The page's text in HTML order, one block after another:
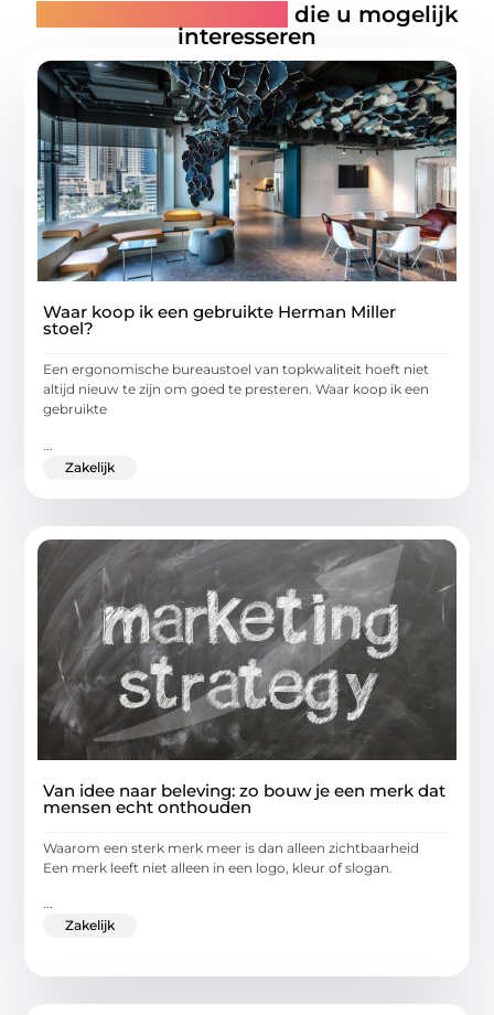
die u mogelijk
interesseren
Waar koop ik een gebruikte Herman Miller
stoel?
Een ergonomische bureaustoel van topkwaliteit hoeft niet
altijd nieuw te zijn om goed te presteren. Waar koop ik een
gebruikte
Zakelijk
Van idee naar beleving: zo bouw je een merk dat
mensen echt onthouden
Waarom een sterk merk meer is dan alleen zichtbaarheid
Een merk leeft niet alleen in een logo, kleur of slogan.
...
Zakelijk